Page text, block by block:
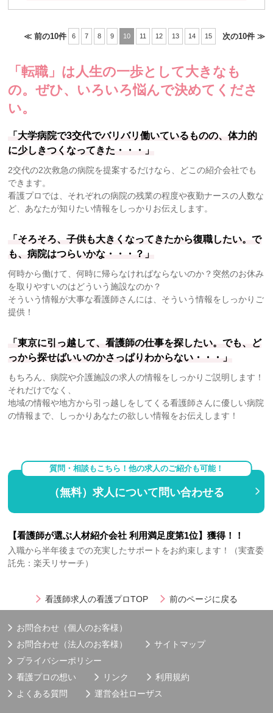
≪ 前の10件 6 7 8 9 10 11 12 13 14 15 次の10件 ≫
「転職」は人生の一歩として大きなも
の。ぜひ、いろいろ悩んで決めてくださ
い。
「大学病院で3交代でバリバリ働いているものの、体力的
に少しきつくなってきた・・・」
2交代の2次救急の病院を提案するだけなら、どこの紹介会社でも
できます。
看護プロでは、それぞれの病院の残業の程度や夜勤ナースの人数な
ど、あなたが知りたい情報をしっかりお伝えします。
「そろそろ、子供も大きくなってきたから復職したい。で
も、病院はつらいかな・・・？」
何時から働けて、何時に帰らなければならないのか？突然のお休み
を取りやすいのはどういう施設なのか？
そういう情報が大事な看護師さんには、そういう情報をしっかりご
提供！
「東京に引っ越して、看護師の仕事を探したい。でも、ど
っから探せばいいのかさっぱりわからない・・・」
もちろん、病院や介護施設の求人の情報をしっかりご説明します！
それだけでなく、
地域の情報や地方から引っ越しをしてくる看護師さんに優しい病院
の情報まで、しっかりあなたの欲しい情報をお伝えします！
質問・相談もこちら！他の求人のご紹介も可能！
（無料）求人について問い合わせる
【看護師が選ぶ人材紹介会社 利用満足度第1位】獲得！！
入職から半年後までの充実したサポートをお約束します！（実査委
託先：楽天リサーチ）
看護師求人の看護プロTOP 前のページに戻る
お問合わせ（個人のお客様）
お問合わせ（法人のお客様）
サイトマップ
プライバシーポリシー
看護プロの想い
リンク
利用規約
よくある質問
運営会社ローザス